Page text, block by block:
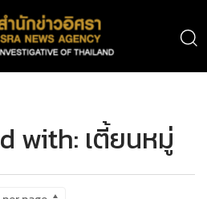
with: เตี้ยนหมู่